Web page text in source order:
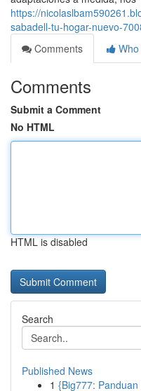
https://
sabadell-tu-hogar-nuevo-
Comments
Comments
Submit a Comment
No HTML
HTML is disabled
Search
Published News
1 {Big777: